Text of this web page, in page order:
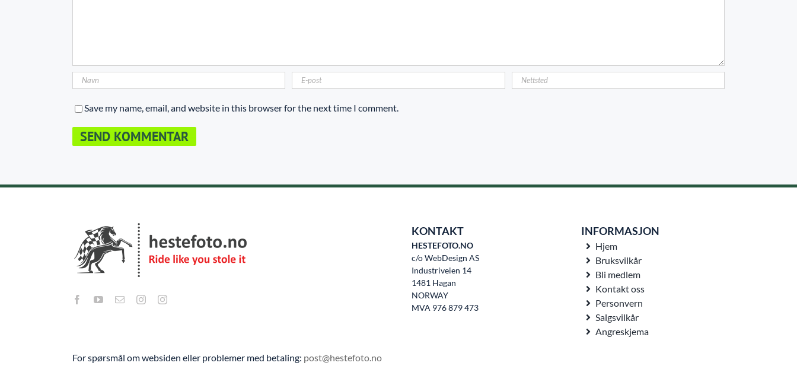
Save my name, email, and website in this browser for the next time I comment.
KONTAKT
HESTEFOTO.NO
c/o WebDesign AS
Industriveien 14
1481 Hagan
NORWAY
MVA 976 879 473
INFORMASJON
Hjem
Bruksvilkår
Bli medlem
Kontakt oss
Personvern
Salgsvilkår
Angreskjema
For spørsmål om websiden eller problemer med betaling: post@hestefoto.no